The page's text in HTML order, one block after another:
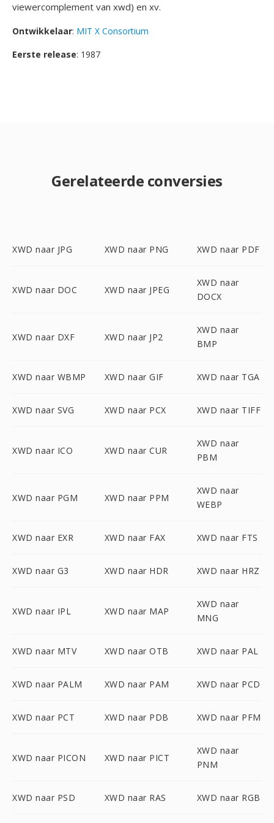
viewercomplement van xwd) en xv.
Ontwikkelaar: MIT X Consortium
Eerste release: 1987
Gerelateerde conversies
XWD naar JPG XWD naar PNG XWD naar PDF
XWD naar DOC XWD naar JPEG
XWD naar
DOCX
XWD naar DXF XWD naar JP2
XWD naar
BMP
XWD naar WBMP XWD naar GIF XWD naar TGA
XWD naar SVG XWD naar PCX XWD naar TIFF
XWD naar ICO XWD naar CUR
XWD naar
PBM
XWD naar PGM XWD naar PPM
XWD naar
WEBP
XWD naar EXR XWD naar FAX XWD naar FTS
XWD naar G3 XWD naar HDR XWD naar HRZ
XWD naar IPL XWD naar MAP
XWD naar
MNG
XWD naar MTV XWD naar OTB XWD naar PAL
XWD naar PALM XWD naar PAM XWD naar PCD
XWD naar PCT XWD naar PDB XWD naar PFM
XWD naar PICON XWD naar PICT
XWD naar
PNM
XWD naar PSD XWD naar RAS XWD naar RGB